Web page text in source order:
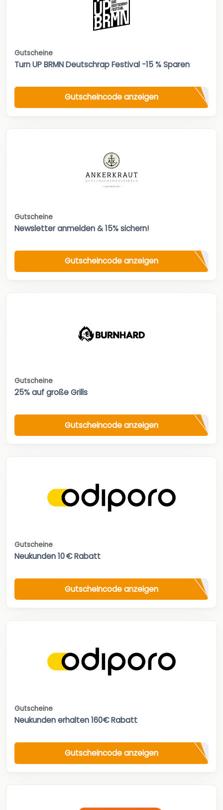
Gutscheine
Turn UP BRMN Deutschrap Festival -15 % Sparen
Gutscheincode anzeigen
Gutscheine
Newsletter anmelden & 15% sichern!
Gutscheincode anzeigen
Gutscheine
25% auf große Grills
Gutscheincode anzeigen
Gutscheine
Neukunden 10 € Rabatt
Gutscheincode anzeigen
Gutscheine
Neukunden erhalten 160€ Rabatt
Gutscheincode anzeigen